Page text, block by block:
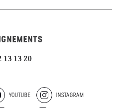
13 13 20
YOUTUBE INSTAGRAM